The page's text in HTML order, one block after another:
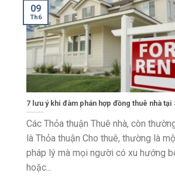
7 lưu ý khi đàm phán hợp đồng thuê nhà tại
Các Thỏa thuận Thuê nhà, còn
là Thỏa thuận Cho thuê, thường là
pháp lý mà mọi người có xu hướng
hoặc...
09
Th6